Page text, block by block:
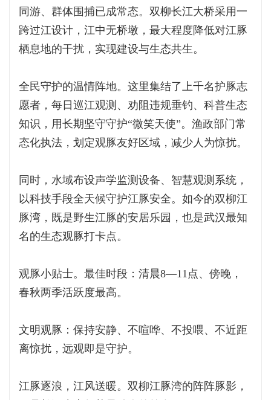
同游、群体围捕已成常态。双柳长江大桥采用一
跨过江设计，江中无桥墩，最大程度降低对江豚
栖息地的干扰，实现建设与生态共生。
全民守护的温情阵地。这里集结了上千名护豚志
愿者，每日巡江观测、劝阻违规垂钓、科普生态
知识，用长期坚守守护“微笑天使”。渔政部门常
态化执法，划定观豚友好区域，减少人为惊扰。
同时，水域布设声学监测设备、智慧观测系统，
以科技手段全天候守护江豚安全。如今的双柳江
豚湾，既是野生江豚的安居乐园，也是武汉最知
名的生态观豚打卡点。
观豚小贴士。最佳时段：清晨8—11点、傍晚，
春秋两季活跃度最高。
文明观豚：保持安静、不喧哗、不投喂、不近距
离惊扰，远观即是守护。
江豚逐浪，江风送暖。双柳江豚湾的阵阵豚影，